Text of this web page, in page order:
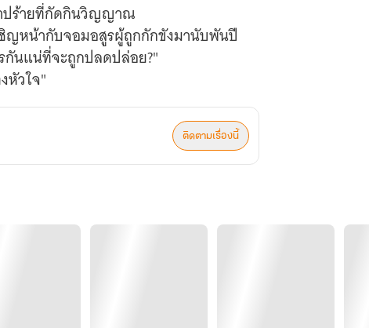
ปร้ายที่กัดกินวิญญาณ
ญหน้ากับจอมอสูรผู้ถูกกักขังมานับพันปี
กันแน่ที่จะถูกปลดปล่อย?"
หัวใจ"
ติดตามเรื่องนี้